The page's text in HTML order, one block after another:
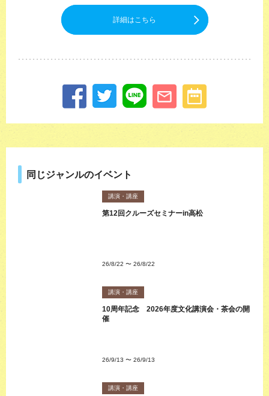
詳細はこちら
同じジャンルのイベント
講演・講座
第12回クルーズセミナーin高松
26/8/22 〜 26/8/22
講演・講座
10周年記念 2026年度文化講演会・茶会の開
催
26/9/13 〜 26/9/13
講演・講座